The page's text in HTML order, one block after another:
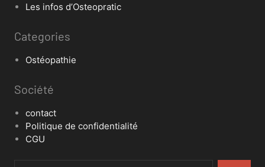
Les infos d’Osteopratic
Categories
Ostéopathie
Société
contact
Politique de confidentialité
CGU